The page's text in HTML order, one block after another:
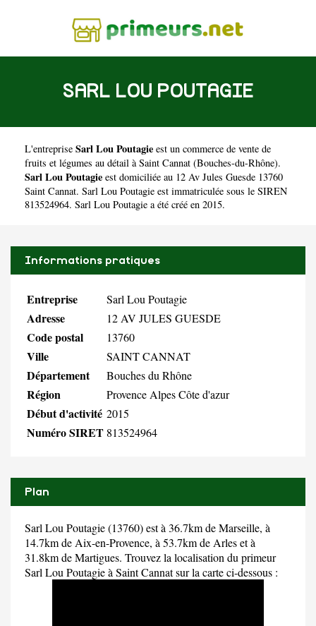
SARL LOU POUTAGIE
L'entreprise Sarl Lou Poutagie est un commerce de vente de
fruits et légumes au détail à Saint Cannat (Bouches-du-Rhône).
Sarl Lou Poutagie est domiciliée au 12 Av Jules Guesde 13760
Saint Cannat. Sarl Lou Poutagie est immatriculée sous le SIREN
813524964. Sarl Lou Poutagie a été créé en 2015.
Informations pratiques
Entreprise Sarl Lou Poutagie
Adresse 12 AV JULES GUESDE
Code postal 13760
Ville SAINT CANNAT
Département Bouches du Rhône
Région Provence Alpes Côte d'azur
Début d'activité 2015
Numéro SIRET 813524964
Plan
Sarl Lou Poutagie (13760) est à 36.7km de Marseille, à
14.7km de Aix-en-Provence, à 53.7km de Arles et à
31.8km de Martigues. Trouvez la localisation du primeur
Sarl Lou Poutagie à Saint Cannat sur la carte ci-dessous :